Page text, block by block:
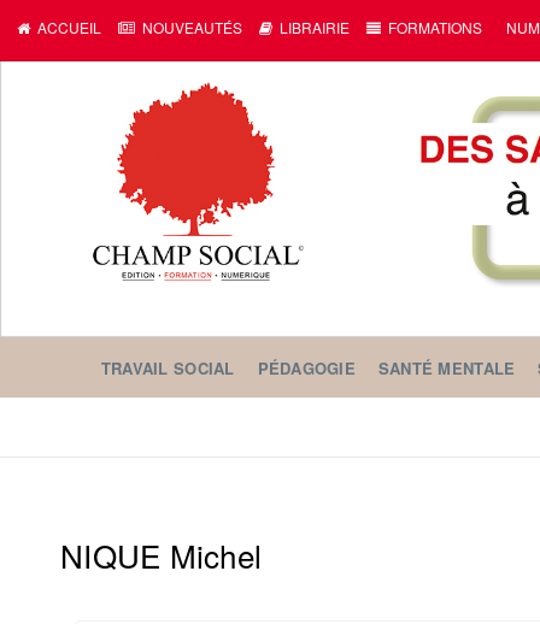
ACCUEIL NOUVEAUTÉS LIBRAIRIE FORMATIONS
TRAVAIL SOCIAL PÉDAGOGIE SANTÉ MENTALE
NIQUE Michel